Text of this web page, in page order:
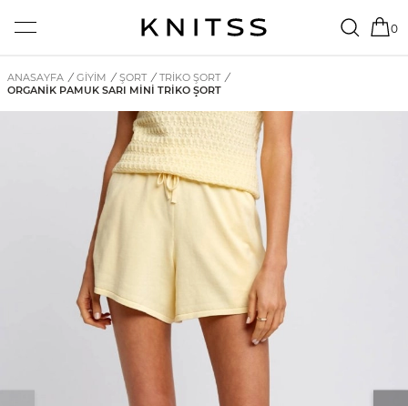
0
ANASAYFA / GİYİM / ŞORT / TRIKO ŞORT /
ORGANIK PAMUK SARI MINI TRIKO ŞORT